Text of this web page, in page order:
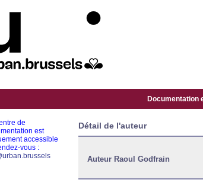
Documentation
Détail de l'auteur
Auteur Raoul Godfrain
de
est
accessible
vous :